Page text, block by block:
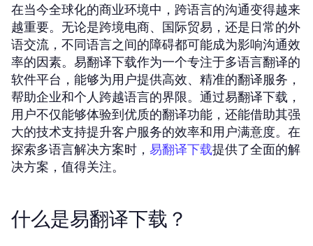
在当今全球化的商业环境中，跨语言的沟通变得越来
越重要。无论是跨境电商、国际贸易，还是日常的外
语交流，不同语言之间的障碍都可能成为影响沟通效
率的因素。易翻译下载作为一个专注于多语言翻译的
软件平台，能够为用户提供高效、精准的翻译服务，
帮助企业和个人跨越语言的界限。通过易翻译下载，
用户不仅能够体验到优质的翻译功能，还能借助其强
大的技术支持提升客户服务的效率和用户满意度。在
探索多语言解决方案时， 易翻译下载提供了全面的解
决方案，值得关注。
什么是易翻译下载？